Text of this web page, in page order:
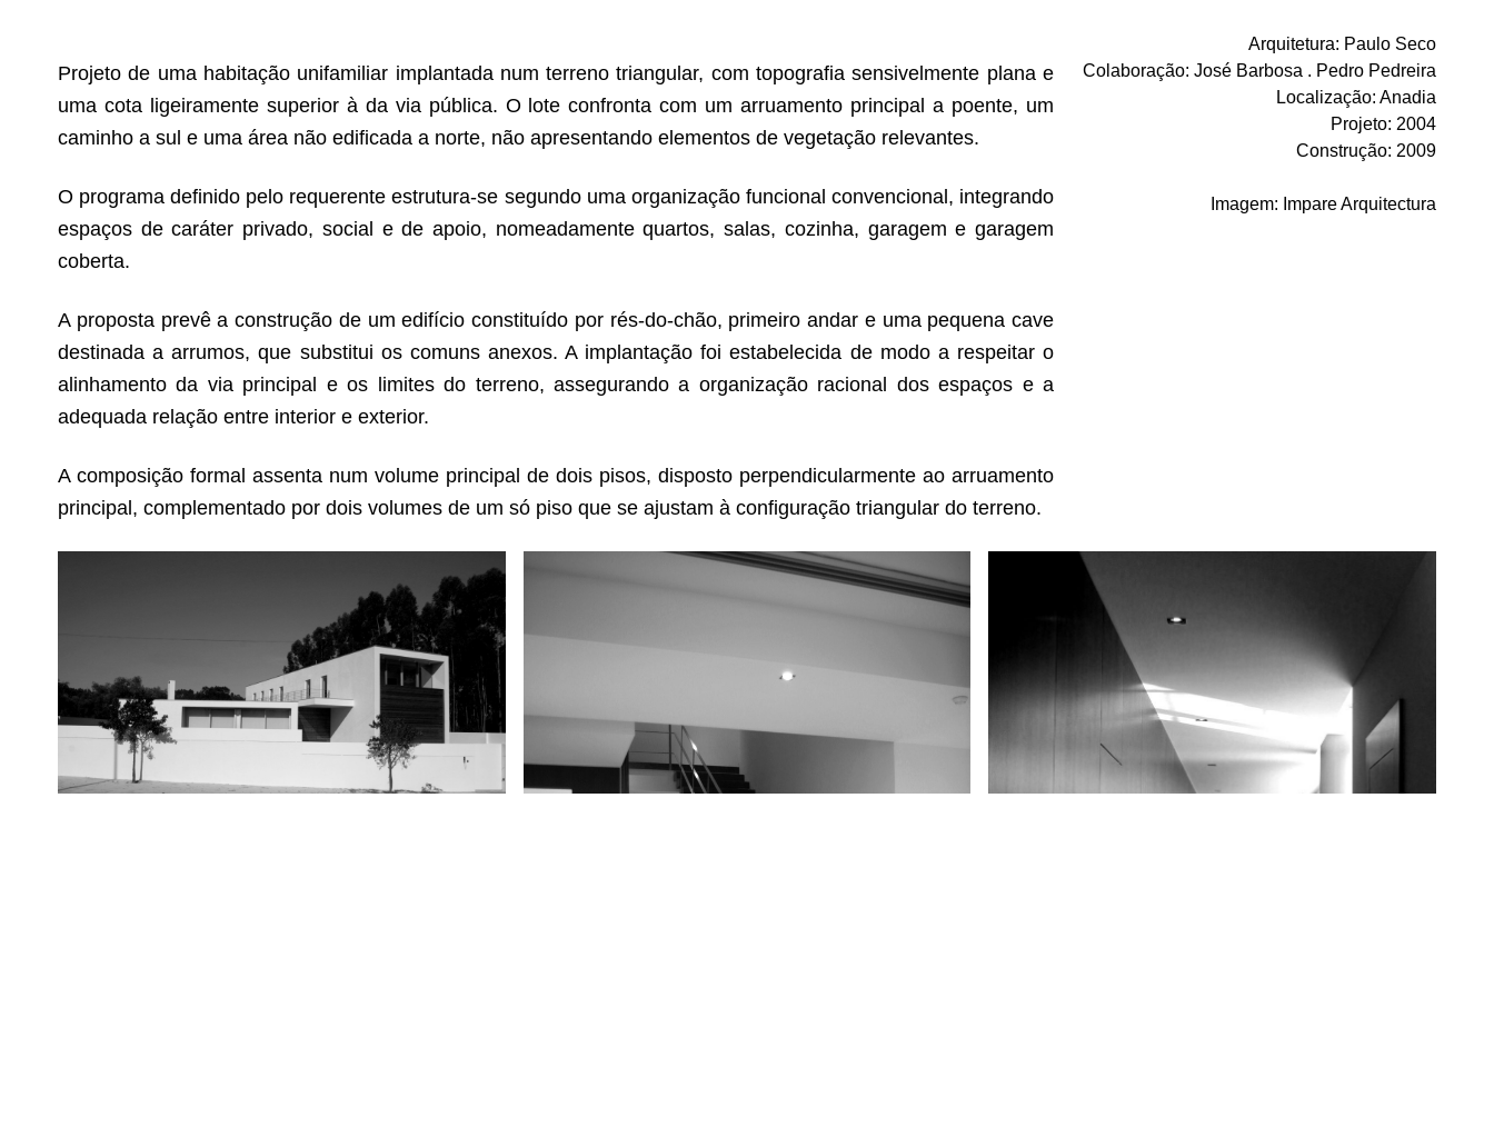
Projeto de uma habitação unifamiliar implantada num terreno triangular, com topografia sensivelmente plana e
uma cota ligeiramente superior à da via pública. O lote confronta com um arruamento principal a poente, um
caminho a sul e uma área não edificada a norte, não apresentando elementos de vegetação relevantes.
O programa definido pelo requerente estrutura-se segundo uma organização funcional convencional, integrando
espaços de caráter privado, social e de apoio, nomeadamente quartos, salas, cozinha, garagem e garagem
coberta.
A proposta prevê a construção de um edifício constituído por rés-do-chão, primeiro andar e uma pequena cave
destinada a arrumos, que substitui os comuns anexos. A implantação foi estabelecida de modo a respeitar o
alinhamento da via principal e os limites do terreno, assegurando a organização racional dos espaços e a
adequada relação entre interior e exterior.
A composição formal assenta num volume principal de dois pisos, disposto perpendicularmente ao arruamento
principal, complementado por dois volumes de um só piso que se ajustam à configuração triangular do terreno.
Arquitetura: Paulo Seco
Colaboração: José Barbosa . Pedro Pedreira
Localização: Anadia
Projeto: 2004
Construção: 2009
Imagem: Impare Arquitectura